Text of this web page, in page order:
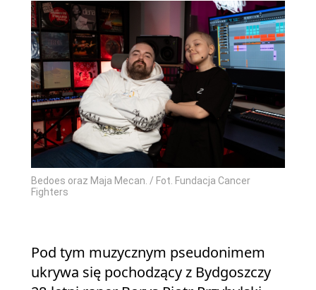
Bedoes oraz Maja Mecan. / Fot. Fundacja Cancer
Fighters
Pod tym muzycznym pseudonimem
ukrywa się pochodzący z Bydgoszczy